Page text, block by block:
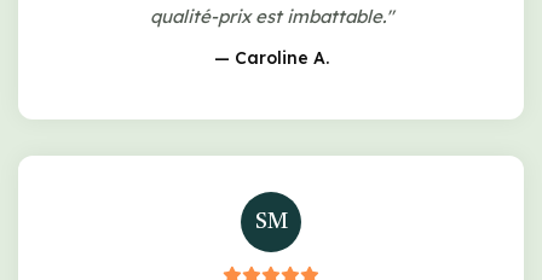
qualité-prix est imbattable."
— Caroline A.
SM